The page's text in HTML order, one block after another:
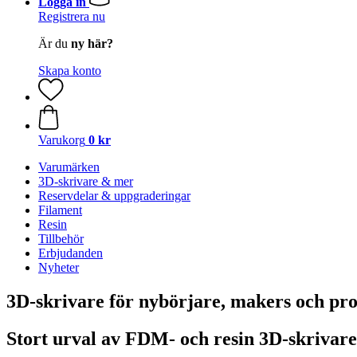
Registrera nu
Är du ny här?
Skapa konto
Varukorg 0 kr
Varumärken
3D-skrivare & mer
Reservdelar & uppgraderingar
Filament
Resin
Tillbehör
Erbjudanden
Nyheter
3D-skrivare för nybörjare, makers och
Stort urval av FDM- och resin 3D-skrivare